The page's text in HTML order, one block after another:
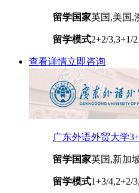
留学国家英国,美国,
留学模式2+2/3,3+1/2
查看详情立即咨询
广东外语外贸大学
留学国家英国,新加
留学模式1+3/4,2+2/